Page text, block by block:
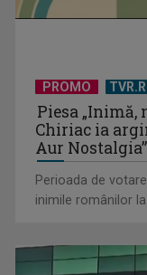
PROMO
Piesa „Inimă,
Chiriac ia
Aur Nostalgia”
Perioada de
inimile românilor